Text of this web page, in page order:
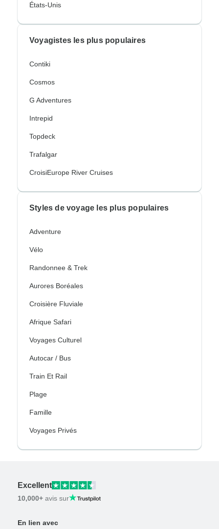
États-Unis
Voyagistes les plus populaires
Contiki
Cosmos
G Adventures
Intrepid
Topdeck
Trafalgar
CroisiEurope River Cruises
Styles de voyage les plus populaires
Adventure
Vélo
Randonnee & Trek
Aurores Boréales
Croisière Fluviale
Afrique Safari
Voyages Culturel
Autocar / Bus
Train Et Rail
Plage
Famille
Voyages Privés
Excellent
10,000+ avis sur
En lien avec